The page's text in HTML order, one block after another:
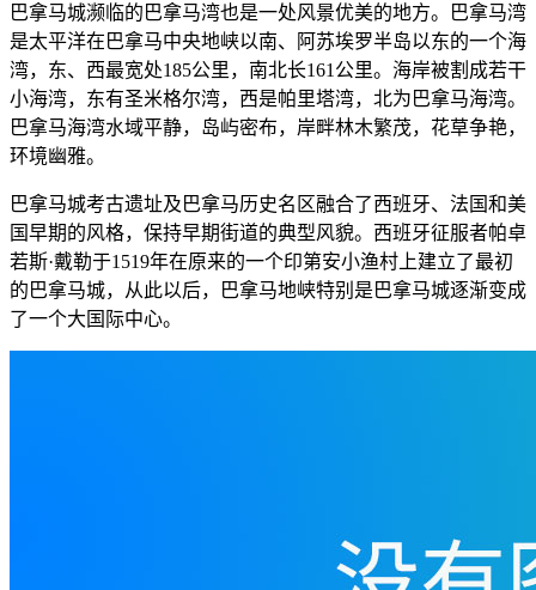
巴拿马城濒临的巴拿马湾也是一处风景优美的地方。巴拿马湾
是太平洋在巴拿马中央地峡以南、阿苏埃罗半岛以东的一个海
湾，东、西最宽处185公里，南北长161公里。海岸被割成若干
小海湾，东有圣米格尔湾，西是帕里塔湾，北为巴拿马海湾。
巴拿马海湾水域平静，岛屿密布，岸畔林木繁茂，花草争艳，
环境幽雅。
巴拿马城考古遗址及巴拿马历史名区融合了西班牙、法国和美
国早期的风格，保持早期街道的典型风貌。西班牙征服者帕卓
若斯·戴勒于1519年在原来的一个印第安小渔村上建立了最初
的巴拿马城，从此以后，巴拿马地峡特别是巴拿马城逐渐变成
了一个大国际中心。